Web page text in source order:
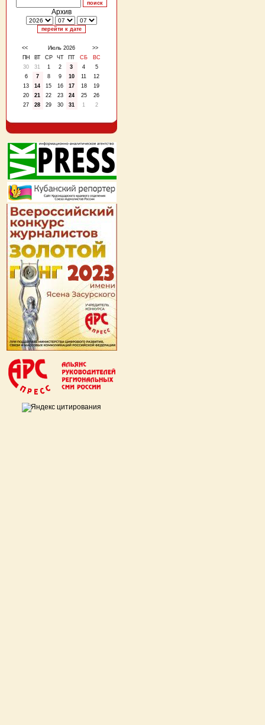
Архив
<< Июль 2026
>>
ПН
ВТ СР ЧТ ПТ СБ
ВС
30
31 1 2 3 4
5
6
7 8 9 10 11
12
13
14 15 16 17 18
19
20
21 22 23 24 25
26
27
28 29 30 31 1 2